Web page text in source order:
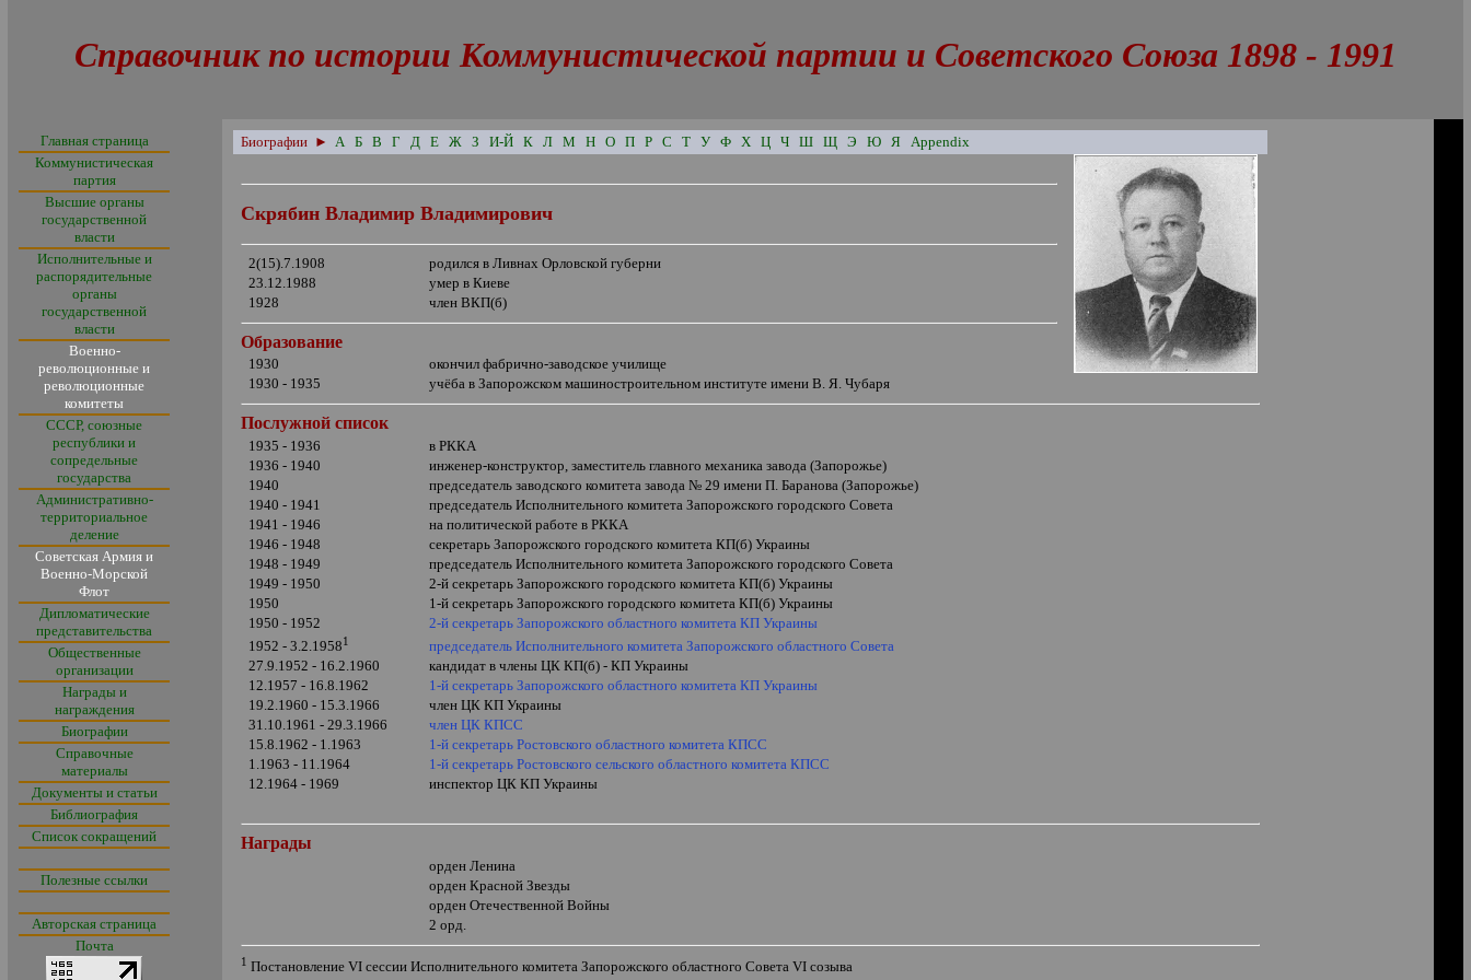
Справочник по истории Коммунистической партии и Советского Союза 1898 - 1991
Главная страница
Коммунистическая
партия
Высшие органы
государственной
власти
Исполнительные и
распорядительные
органы
государственной
власти
Военно-
революционные и
революционные
комитеты
СССР, союзные
республики и
сопредельные
государства
Административно-
территориальное
деление
Советская Армия и
Военно-Морской
Флот
Дипломатические
представительства
Общественные
организации
Награды и
награждения
Биографии
Справочные
материалы
Документы и статьи
Библиография
Список сокращений
Полезные ссылки
Авторская страница
Почта
Биографии ► А Б В Г Д Е Ж З И-Й К Л М Н О П Р С Т У Ф Х Ц Ч Ш Щ Э Ю Я Appendix
Скрябин Владимир Владимирович
2(15).7.1908
родился в Ливнах Орловской губерни
23.12.1988
умер в Киеве
1928
член ВКП(б)
Образование
1930
окончил фабрично-заводское училище
1930 - 1935
учёба в Запорожском машиностроительном институте имени В. Я. Чубаря
Послужной список
1935 - 1936
в РККА
1936 - 1940
инженер-конструктор, заместитель главного механика завода (Запорожье)
1940
председатель заводского комитета завода № 29 имени П. Баранова (Запорожье)
1940 - 1941
председатель Исполнительного комитета Запорожского городского Совета
1941 - 1946
на политической работе в РККА
1946 - 1948
секретарь Запорожского городского комитета КП(б) Украины
1948 - 1949
председатель Исполнительного комитета Запорожского городского Совета
1949 - 1950
2-й секретарь Запорожского городского комитета КП(б) Украины
1950
1-й секретарь Запорожского городского комитета КП(б) Украины
1950 - 1952
2-й секретарь Запорожского областного комитета КП Украины
1952 - 3.2.19581
председатель Исполнительного комитета Запорожского областного Совета
27.9.1952 - 16.2.1960
кандидат в члены ЦК КП(б) - КП Украины
12.1957 - 16.8.1962
1-й секретарь Запорожского областного комитета КП Украины
19.2.1960 - 15.3.1966
член ЦК КП Украины
31.10.1961 - 29.3.1966
член ЦК КПСС
15.8.1962 - 1.1963
1-й секретарь Ростовского областного комитета КПСС
1.1963 - 11.1964
1-й секретарь Ростовского сельского областного комитета КПСС
12.1964 - 1969
инспектор ЦК КП Украины
Награды
орден Ленина
орден Красной Звезды
орден Отечественной Войны
2 орд.
1 ПостановлениеVIсессии Исполнительного комитета Запорожского областного СоветаVIсозыва